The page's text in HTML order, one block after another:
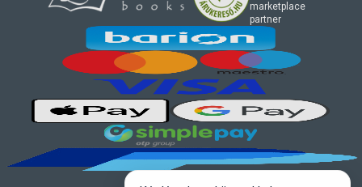
marketplace
partner